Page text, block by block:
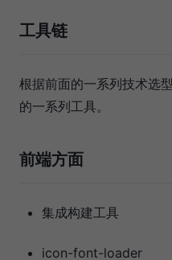
工具链
根据前面的一系列技术选
的一系列工具。
前端方面
集成构建工具
icon-font-loader